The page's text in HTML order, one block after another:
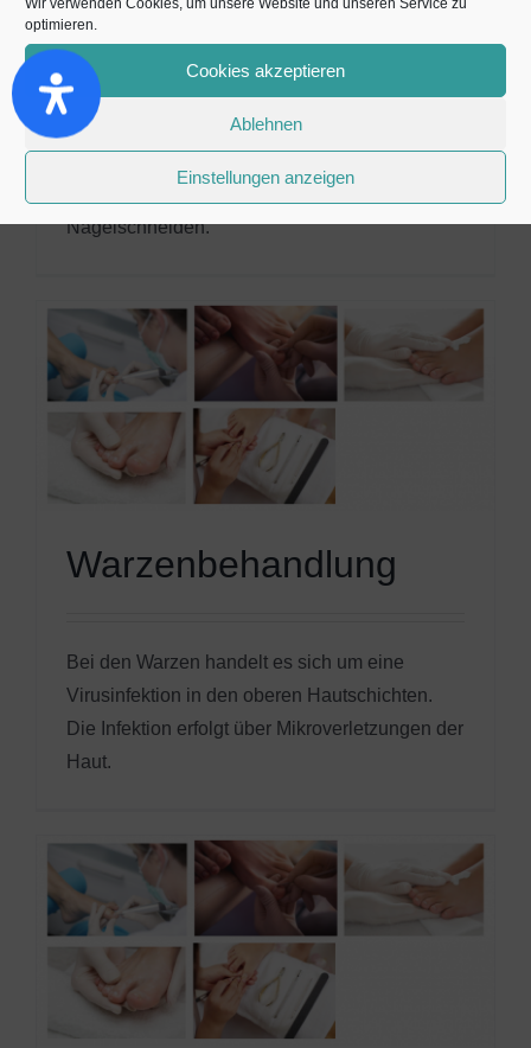
Wir verwenden Cookies, um unsere Website und unseren Service zu
optimieren.
Cookies akzeptieren
Ablehnen
Einstellungen anzeigen
Ein eingewachsener Zehennagel (Unguis
incarnatus) drückt sich in das Nagelbett und
verursacht Schmerzen oder eine Entzündung,
Schuhwerk oder durch falsches
Nagelschneiden.
Warzenbehandlung
Bei den Warzen handelt es sich um eine
Virusinfektion in den oberen Hautschichten.
Die Infektion erfolgt über Mikroverletzungen der
Haut.